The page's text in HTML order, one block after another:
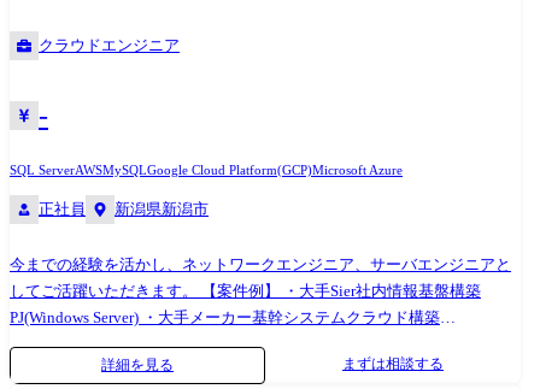
クラウドエンジニア
-
SQL ServerAWSMySQLGoogle Cloud Platform(GCP)Microsoft Azure
正社員 新潟県新潟市
今までの経験を活かし、ネットワークエンジニア、サーバエンジニアと
してご活躍いただきます。 【案件例】 ・大手Sier社内情報基盤構築
PJ(Windows Server) ・大手メーカー基幹システムクラウド構築
(AWS,Azure,Google) ・インフラ仮想基盤構築(Citrix,Vmware) ・半導体メ
ーカー向けデータベース構築(Oracle,SQL Server) ・社内インフラ構築実現
詳細を見る まずは相談する